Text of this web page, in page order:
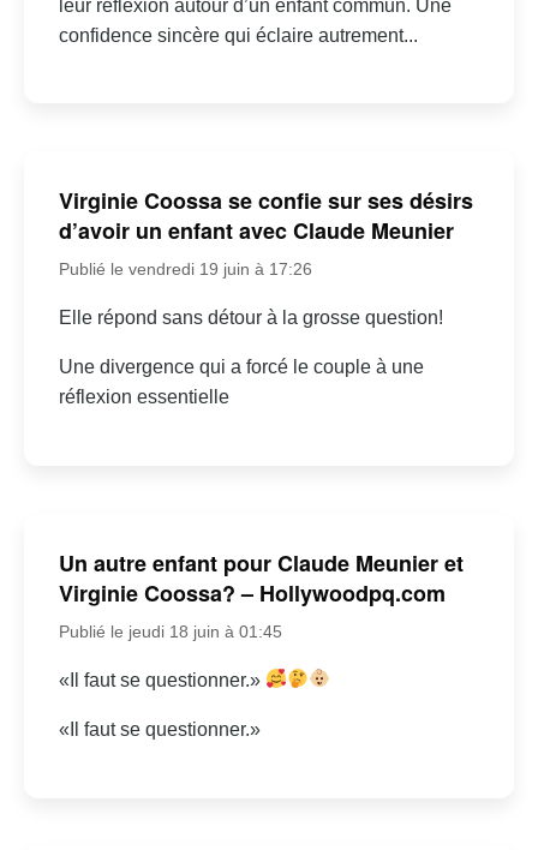
leur réflexion autour d’un enfant commun. Une
confidence sincère qui éclaire autrement...
Virginie Coossa se confie sur ses désirs
d’avoir un enfant avec Claude Meunier
Publié le vendredi 19 juin à 17:26
Elle répond sans détour à la grosse question!
Une divergence qui a forcé le couple à une
réflexion essentielle
Un autre enfant pour Claude Meunier et
Virginie Coossa? – Hollywoodpq.com
Publié le jeudi 18 juin à 01:45
«Il faut se questionner.»
«Il faut se questionner.»